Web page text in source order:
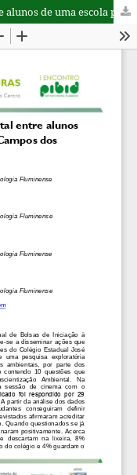
Avaliação da educação ambiental entre alunos de uma escola pública de Campos dos Goytacazes-RJ